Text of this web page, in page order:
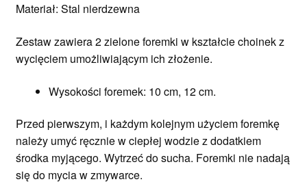
Materiał: Stal nierdzewna
Zestaw zawiera 2 zielone foremki w kształcie choinek z
wycięciem umożliwiającym ich złożenie.
Wysokości foremek: 10 cm, 12 cm.
Przed pierwszym, i każdym kolejnym użyciem foremkę
należy umyć ręcznie w ciepłej wodzie z dodatkiem
środka myjącego. Wytrzeć do sucha. Foremki nie nadają
się do mycia w zmywarce.